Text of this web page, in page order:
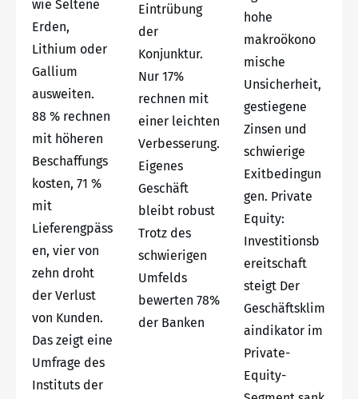
wie Seltene
Erden,
Lithium oder
Gallium
ausweiten.
88 % rechnen
mit höheren
Beschaffungs
kosten, 71 %
mit
Lieferengpäss
en, vier von
zehn droht
der Verlust
von Kunden.
Das zeigt eine
Umfrage des
Instituts der
Eintrübung
der
Konjunktur.
Nur 17%
rechnen mit
einer leichten
Verbesserung.
Eigenes
Geschäft
bleibt robust
Trotz des
schwierigen
Umfelds
bewerten 78%
der Banken
hohe
makroökono
mische
Unsicherheit,
gestiegene
Zinsen und
schwierige
Exitbedingun
gen. Private
Equity:
Investitionsb
ereitschaft
steigt Der
Geschäftsklim
aindikator im
Private-
Equity-